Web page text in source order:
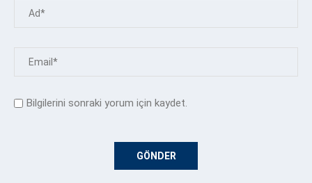
Bilgilerini sonraki yorum için kaydet.